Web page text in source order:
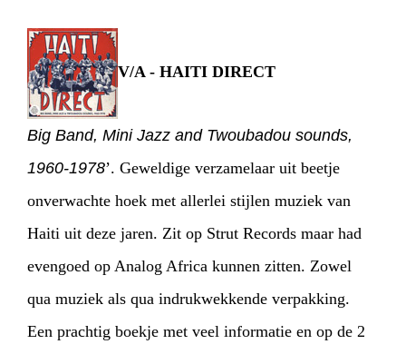
V/A - HAITI DIRECT
Big Band, Mini Jazz and Twoubadou sounds,
1960-1978’. Geweldige verzamelaar uit beetje
onverwachte hoek met allerlei stijlen muziek van
Haiti uit deze jaren. Zit op Strut Records maar had
evengoed op Analog Africa kunnen zitten. Zowel
qua muziek als qua indrukwekkende verpakking.
Een prachtig boekje met veel informatie en op de 2